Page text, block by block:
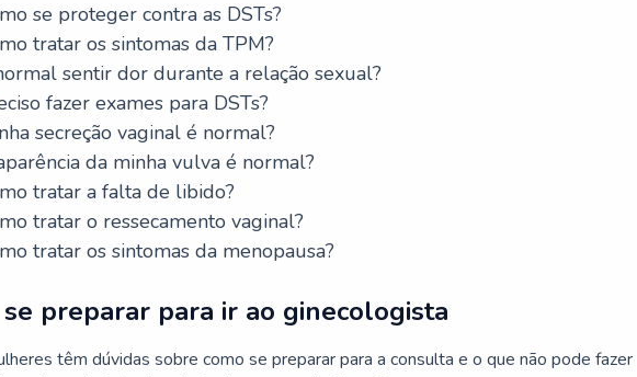
se proteger contra as DSTs?
tratar os sintomas da TPM?
sentir dor durante a relação sexual?
fazer exames para DSTs?
secreção vaginal é normal?
da minha vulva é normal?
tratar a falta de libido?
tratar o ressecamento vaginal?
tratar os sintomas da menopausa?
se preparar para ir ao ginecologista
têm dúvidas sobre como se preparar para a consulta e o que não pode fazer